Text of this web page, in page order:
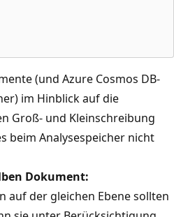
(und Azure Cosmos DB-
im Hinblick auf die
Groß- und Kleinschreibung
beim Analysespeicher nicht
Dokument:
auf der gleichen Ebene sollten